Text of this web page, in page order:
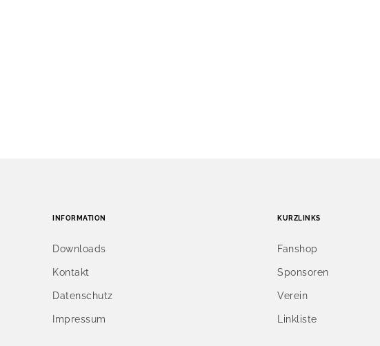
INFORMATION
Downloads
Kontakt
Datenschutz
Impressum
KURZLINKS
Fanshop
Sponsoren
Verein
Linkliste